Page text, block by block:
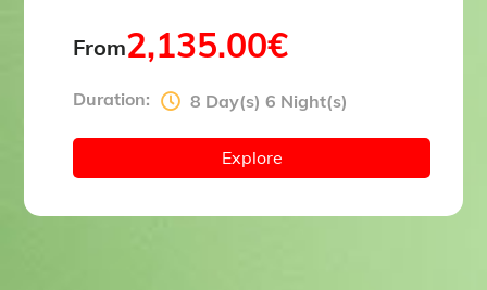
From2,135.00€
Duration: 8 Day(s) 6 Night(s)
Explore